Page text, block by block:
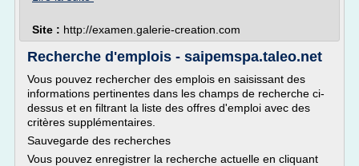
Site : http://examen.galerie-creation.com
Recherche d'emplois - saipemspa.taleo.net
Vous pouvez rechercher des emplois en saisissant des
informations pertinentes dans les champs de recherche ci-
dessus et en filtrant la liste des offres d'emploi avec des
critères supplémentaires.
Sauvegarde des recherches
Vous pouvez enregistrer la recherche actuelle en cliquant